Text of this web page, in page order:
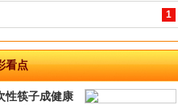
1
看点
性筷子成健康